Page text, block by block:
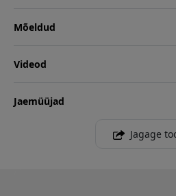
Mõeldud
Videod
Jaemüüjad
Jagage